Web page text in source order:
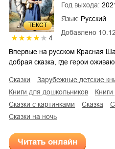
ТЕКСТ
4
Добавлено
Год выхода:
Язык: Русский
Впервые на русском Красная
добрая сказка, где герои
сказки
зарубежные детские
книги для дошкольников
сказки с картинками
сказка
сказки на ночь
Читать онлайн